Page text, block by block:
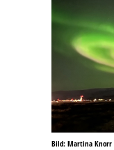
Bild: Martina Knorr